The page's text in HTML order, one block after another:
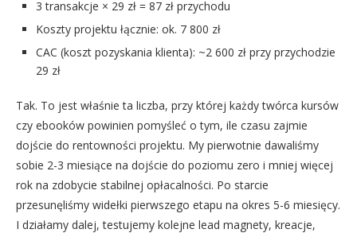
3 transakcje × 29 zł = 87 zł przychodu
Koszty projektu łącznie: ok. 7 800 zł
CAC (koszt pozyskania klienta): ~2 600 zł przy przychodzie
29 zł
Tak. To jest właśnie ta liczba, przy której każdy twórca kursów
czy ebooków powinien pomyśleć o tym, ile czasu zajmie
dojście do rentowności projektu. My pierwotnie dawaliśmy
sobie 2-3 miesiące na dojście do poziomu zero i mniej więcej
rok na zdobycie stabilnej opłacalności. Po starcie
przesunęliśmy widełki pierwszego etapu na okres 5-6 miesięcy.
I działamy dalej, testujemy kolejne lead magnety, kreacje,